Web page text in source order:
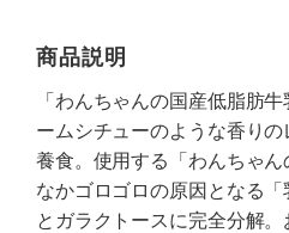
商品説明
「わんちゃんの国産低脂肪
ームシチューのような香り
養食。使用する「わんちゃ
なかゴロゴロの原因となる
とガラクトースに完全分解